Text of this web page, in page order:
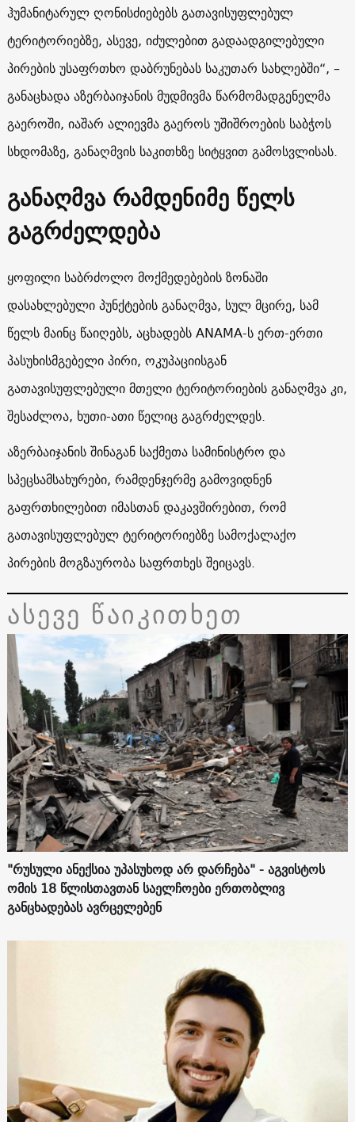
ჰუმანიტარულ ღონისძიებებს გათავისუფლებულ
ტერიტორიებზე, ასევე, იძულებით გადაადგილებული
პირების უსაფრთხო დაბრუნებას საკუთარ სახლებში“, –
განაცხადა აზერბაიჯანის მუდმივმა წარმომადგენელმა
გაეროში, იაშარ ალიევმა გაეროს უშიშროების საბჭოს
სხდომაზე, განაღმვის საკითხზე სიტყვით გამოსვლისას.
განაღმვა რამდენიმე წელს
გაგრძელდება
ყოფილი საბრძოლო მოქმედებების ზონაში
დასახლებული პუნქტების განაღმვა, სულ მცირე, სამ
წელს მაინც წაიღებს, აცხადებს ANAMA-ს ერთ-ერთი
პასუხისმგებელი პირი, ოკუპაციისგან
გათავისუფლებული მთელი ტერიტორიების განაღმვა კი,
შესაძლოა, ხუთი-ათი წელიც გაგრძელდეს.
აზერბაიჯანის შინაგან საქმეთა სამინისტრო და
სპეცსამსახურები, რამდენჯერმე გამოვიდნენ
გაფრთხილებით იმასთან დაკავშირებით, რომ
გათავისუფლებულ ტერიტორიებზე სამოქალაქო
პირების მოგზაურობა საფრთხეს შეიცავს.
ასევე წაიკითხეთ
"რუსული ანექსია უპასუხოდ არ დარჩება" - აგვისტოს
ომის 18 წლისთავთან საელჩოები ერთობლივ
განცხადებას ავრცელებენ